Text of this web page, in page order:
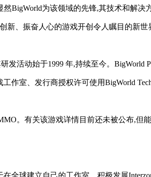
然BigWorld为该领域的先锋,其技术和解
新、振奋人心的游戏开创令人瞩目的新世
发活动始于1999 年,持续至今。BigWorld
室、发行商授权许可使用BigWorld
。有关该游戏详情目前还未被公布,但
全球建立自己的工作室、积极发展